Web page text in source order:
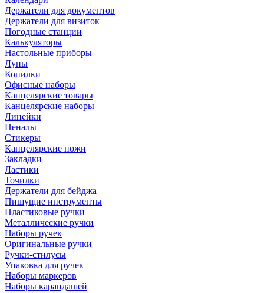
Держатели для документов
Держатели для визиток
Погодные станции
Калькуляторы
Настольные приборы
Лупы
Копилки
Офисные наборы
Канцелярские товары
Канцелярские наборы
Линейки
Пеналы
Стикеры
Канцелярские ножи
Закладки
Ластики
Точилки
Держатели для бейджа
Пишущие инструменты
Пластиковые ручки
Металлические ручки
Наборы ручек
Оригинальные ручки
Ручки-стилусы
Упаковка для ручек
Наборы маркеров
Наборы карандашей